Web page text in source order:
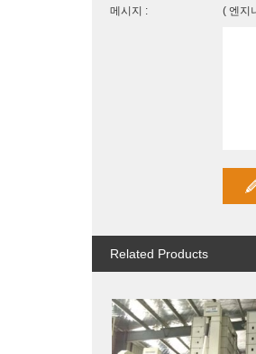
메시지 : ( 엔지
Related Products